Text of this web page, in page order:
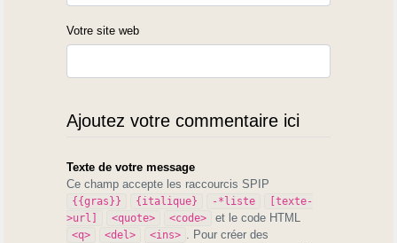
Votre site web
Ajoutez votre commentaire ici
Texte de votre message
Ce champ accepte les raccourcis SPIP
{{gras}} {italique} -*liste
[texte-
>url]
<quote> <code> et le code HTML
<q> <del> <ins>
. Pour créer des